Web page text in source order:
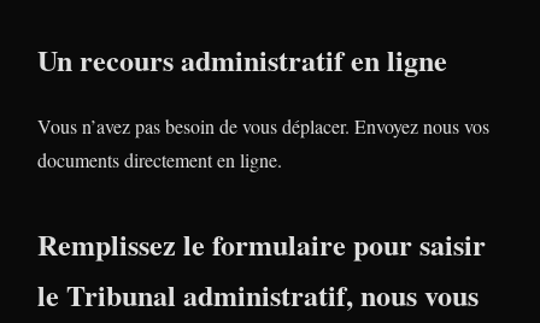
Un recours administratif en ligne
Vous n’avez pas besoin de vous déplacer. Envoyez nous vos
documents directement en ligne.
Remplissez le formulaire pour saisir
le Tribunal administratif, nous vous